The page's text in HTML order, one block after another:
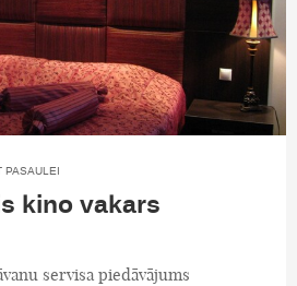
PASAULEI
kino vakars
servisa piedāvājums